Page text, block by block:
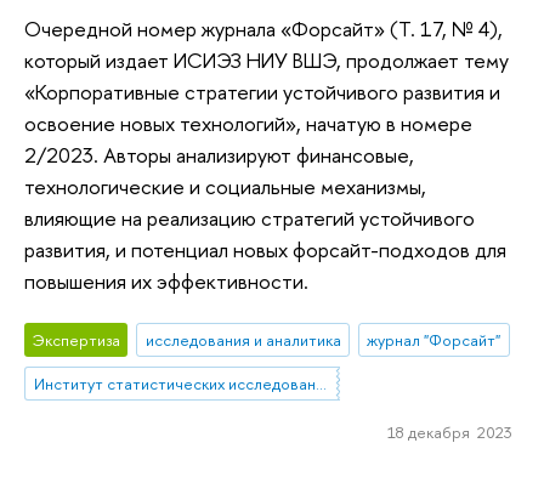
Очередной номер журнала «Форсайт» (Т. 17, № 4),
который издает ИСИЭЗ НИУ ВШЭ, продолжает тему
«Корпоративные стратегии устойчивого развития и
освоение новых технологий», начатую в номере
2/2023. Авторы анализируют финансовые,
технологические и социальные механизмы,
влияющие на реализацию стратегий устойчивого
развития, и потенциал новых форсайт-подходов для
повышения их эффективности.
Экспертиза исследования и аналитика
журнал "Форсайт"
Институт статистических исследований и экономики знаний
18 декабря 2023